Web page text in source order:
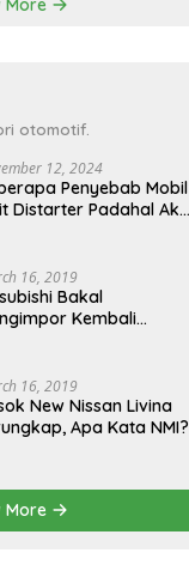
More
otomotif.
12, 2024
Penyebab Mobil
Distarter Padahal Aki
16, 2019
Bakal
Kembali
16, 2019
New Nissan Livina
Apa Kata NMI?
More